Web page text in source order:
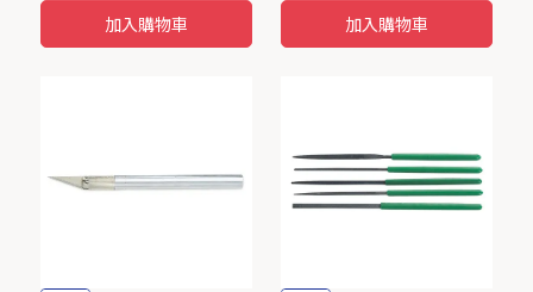
加入購物車 加入購物車